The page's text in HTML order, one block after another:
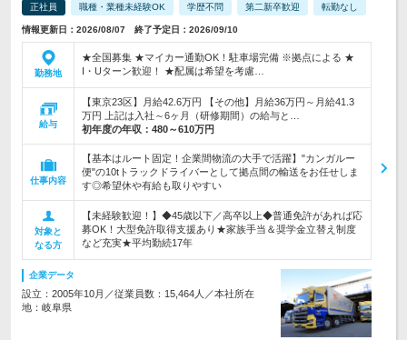
正社員 職種・業種未経験OK 学歴不問 第二新卒歓迎 転勤なし
情報更新日：2026/08/07 終了予定日：2026/09/10
勤務地
★全国募集 ★マイカー通勤OK！駐車場完備 ※拠点による ★
I・Uターン歓迎！ ★配属は希望を考慮…
給与
【東京23区】月給42.6万円 【その他】月給36万円～月給41.3
万円 上記は入社～6ヶ月（研修期間）の給与と…
初年度の年収： 480～610万円
仕事内容
【基本はルート固定！企業間物流の大手で活躍】"カンガルー
便"の10tトラックドライバーとして拠点間の輸送をお任せしま
す◎希望休や有給も取りやすい
対象と
なる方
【未経験歓迎！】◆45歳以下／高卒以上◆普通免許があれば応
募OK！大型免許取得支援あり★家族手当＆奨学金立替え制度
など充実★平均勤続17年
企業データ
設立：2005年10月／従業員数：15,464人／本社所在
地：岐阜県